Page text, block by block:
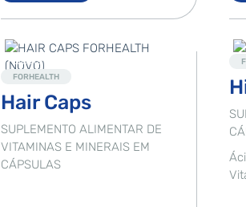
Destaque
FORHEALTH
Hair Caps
SUPLEMENTO ALIMENTAR DE
VITAMINAS E MINERAIS EM
CÁPSULAS